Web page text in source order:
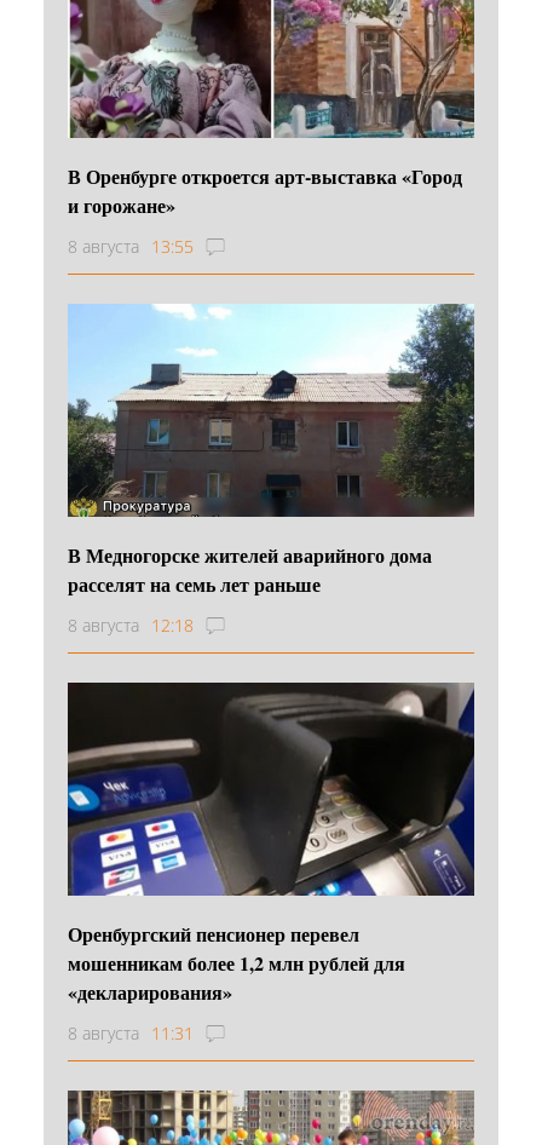
В Оренбурге откроется арт-выставка «Город
и горожане»
8 августа 13:55
В Медногорске жителей аварийного дома
расселят на семь лет раньше
8 августа 12:18
Оренбургский пенсионер перевел
мошенникам более 1,2 млн рублей для
«декларирования»
8 августа 11:31